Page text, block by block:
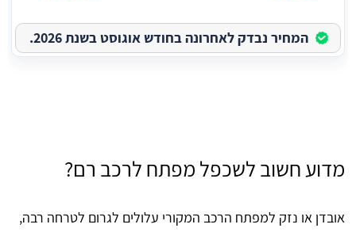
המחיר נבדק לאחרונה בחודש אוגוסט בשנת 2026.
מדוע חשוב לשכפל מפתח לרכב רם?
אובדן או נזק למפתח הרכב המקורי עלולים לגרום לטרחה רבה,